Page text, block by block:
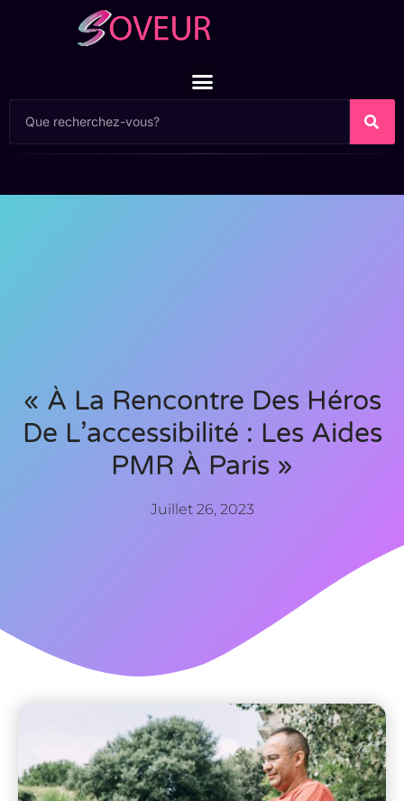
« À La Rencontre Des Héros
De L’accessibilité : Les Aides
PMR À Paris »
Juillet 26, 2023